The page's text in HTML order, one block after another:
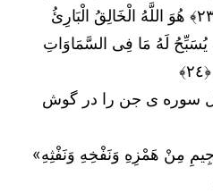
سُبْحَانَ اللَّهِ عَمَّا یُشْرِکُونَ ﴿٢٣﴾ هُوَ اللَّهُ الْخَالِقُ الْبَارِئُ
یُسَبِّحُ لَهُ مَا فِی السَّمَاوَاتِ
۹ آیات اول سوره ی جن را در گوش
مِنْ هَمْزِهِ وَنَفْخِهِ وَنَفْثِهِ»